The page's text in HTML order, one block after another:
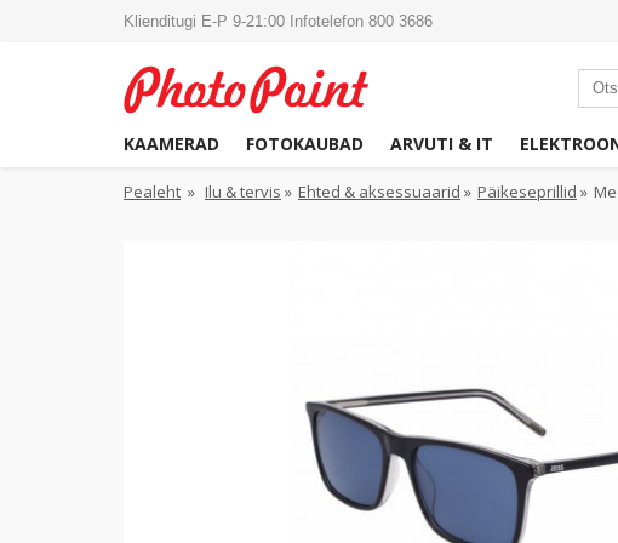
Klienditugi E-P 9-21:00 Infotelefon 800 3686
KAAMERAD FOTOKAUBAD ARVUTI & IT
Pealeht » Ilu & tervis » Ehted & aksessuaarid » Päikeseprillid »